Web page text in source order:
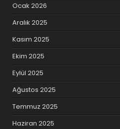
Ocak 2026
Aralık 2025
Kasım 2025
Ekim 2025
Eylül 2025
Ağustos 2025
Temmuz 2025
Haziran 2025